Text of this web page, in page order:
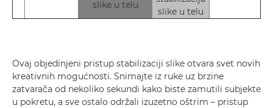
slike u telu
slike u telu
Ovaj objedinjeni pristup stabilizaciji slike otvara svet novih
kreativnih mogućnosti. Snimajte iz ruke uz brzine
zatvarača od nekoliko sekundi kako biste zamutili subjekte
u pokretu, a sve ostalo održali izuzetno oštrim – pristup